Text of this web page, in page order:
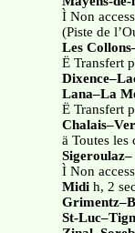
Ì Non
(Piste de
Les
Ë Transfert
Lana–La
Ë Transfert
ä Toutes les
Sigeroulaz–
Ì Non
Midi h, 2
St-